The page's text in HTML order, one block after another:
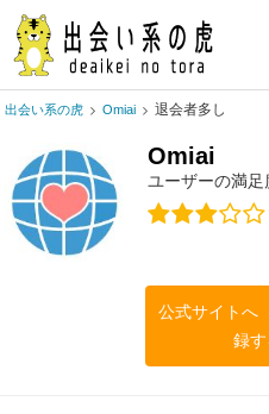
出会い系の虎 Omiai 退会者多し
Omiai
ユーザーの満足
公式サイトへ
録す